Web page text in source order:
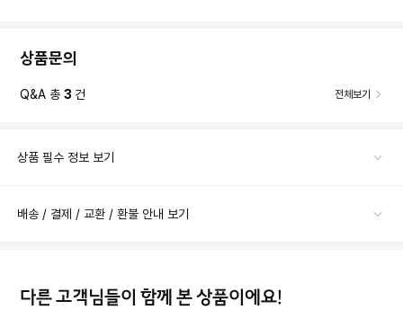
상품문의
Q&A 총 3 건 전체보기
상품 필수 정보 보기
배송 / 결제 / 교환 / 환불 안내 보기
다른 고객님들이 함께 본 상품이에요!